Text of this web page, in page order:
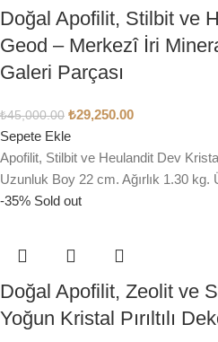
Doğal Apofilit, Stilbit ve
Geod – Merkezî İri
Galeri Parçası
₺45,000.00 ₺29,250.00
Sepete Ekle
Apofilit, Stilbit ve Heulandit Dev
Uzunluk Boy 22 cm. Ağırlık 1.30 kg.
-35% Sold out
Doğal Apofilit, Zeolit ve
Yoğun Kristal Pırıltılı